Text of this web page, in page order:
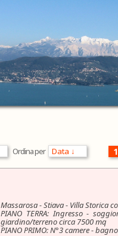
1
Ordina per
Massarosa - Stiava - Villa Storica
PIANO TERRA: Ingresso -
giardino/terreno circa 7500 mq
PIANO PRIMO: N°3 camere -